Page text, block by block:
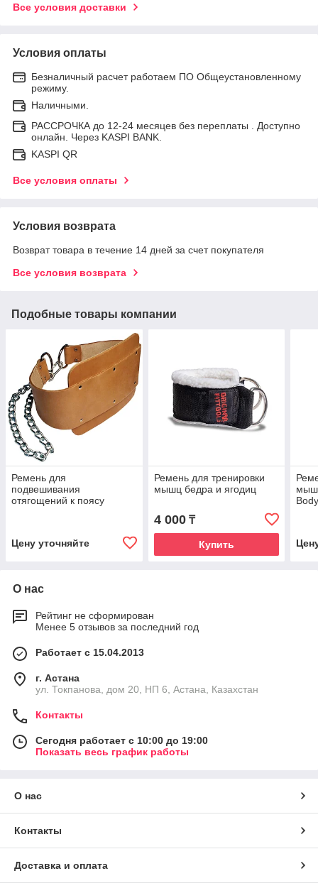
Все условия доставки
Условия оплаты
Безналичный расчет работаем ПО Общеустановленному
режиму.
Наличными.
РАССРОЧКА до 12-24 месяцев без переплаты . Доступно
онлайн. Через KASPI BANK.
KASPI QR
Все условия оплаты
Условия возврата
Возврат товара в течение 14 дней за счет покупателя
Все условия возврата
Подобные товары компании
Ремень для
подвешивания
отягощений к поясу
Цену уточняйте
Ремень для тренировки
мышц бедра и ягодиц
4 000₸
Купить
О нас
Рейтинг не сформирован
Менее 5 отзывов за последний год
Работает с 15.04.2013
г. Астана
ул. Токпанова, дом 20, НП 6, Астана, Казахстан
Контакты
Сегодня работает с 10:00 до 19:00
Показать весь график работы
О нас
Контакты
Доставка и оплата